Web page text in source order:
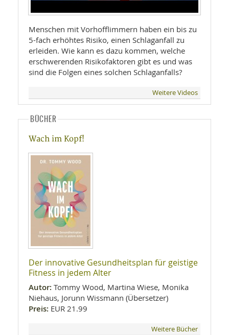
Menschen mit Vorhofflimmern haben ein bis zu
5-fach erhöhtes Risiko, einen Schlaganfall zu
erleiden. Wie kann es dazu kommen, welche
erschwerenden Risikofaktoren gibt es und was
sind die Folgen eines solchen Schlaganfalls?
Weitere Videos
BÜCHER
Wach im Kopf!
Der innovative Gesundheitsplan für geistige
Fitness in jedem Alter
Autor: Tommy Wood, Martina Wiese, Monika
Niehaus, Jorunn Wissmann (Übersetzer)
Preis: EUR 21.99
Weitere Bücher